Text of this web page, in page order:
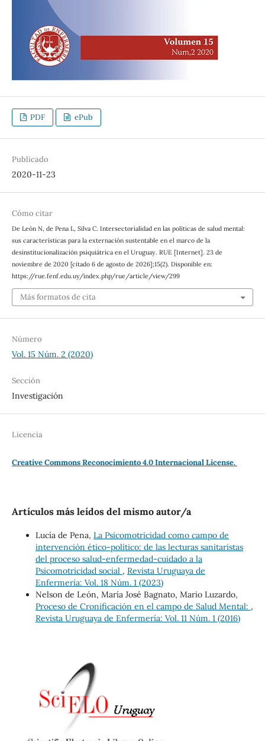
PDF ePub
Publicado
2020-11-23
Cómo citar
De León N, de Pena L, Silva C. Intersectorialidad en las políticas de salud mental:
sus características para la externación sustentable en el marco de la
desinstitucionalización psiquiátrica en el Uruguay. RUE [Internet]. 23 de
noviembre de 2020 [citado 6 de agosto de 2026];15(2). Disponible en:
https://rue.fenf.edu.uy/index.php/rue/article/view/299
Más formatos de cita
Número
Vol. 15 Núm. 2 (2020)
Sección
Investigación
Licencia
Creative Commons Reconocimiento 4.0 Internacional License.
Artículos más leídos del mismo autor/a
Lucía de Pena, La Psicomotricidad como campo de
intervención ético-político: de las lecturas sanitaristas
del proceso salud-enfermedad-cuidado a la
Psicomotricidad social , Revista Uruguaya de
Enfermería: Vol. 18 Núm. 1 (2023)
Nelson de León, María José Bagnato, Mario Luzardo,
Proceso de Cronificación en el campo de Salud Mental: ,
Revista Uruguaya de Enfermería: Vol. 11 Núm. 1 (2016)